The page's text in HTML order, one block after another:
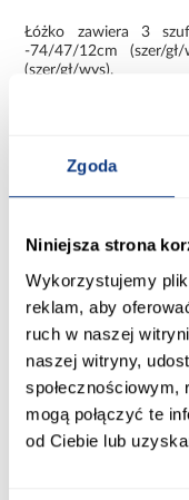
Zgoda
Niniejsza strona
Wykorzystujemy
reklam, aby
ruch w naszej
naszej witryny,
mogą połączyć te
od Ciebie lub
Łóżko zawiera 3
-74/47/12cm (szer/
(szer/gł/wys).
200.00
Szerokość [cm]:
165.00
Głębokość [cm]:
215.00